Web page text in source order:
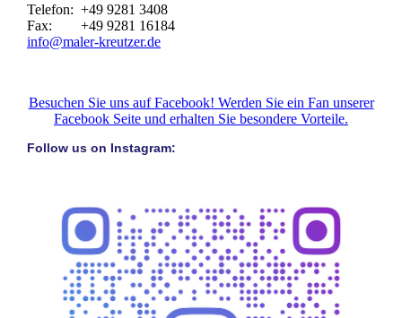
Telefon: +49 9281 3408
Fax: +49 9281 16184
info@maler-kreutzer.de
Besuchen Sie uns auf Facebook! Werden Sie ein Fan unserer
Facebook Seite und erhalten Sie besondere Vorteile.
Follow us on Instagram: